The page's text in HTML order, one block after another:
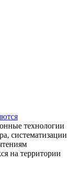
технологии
систематизации
на территории